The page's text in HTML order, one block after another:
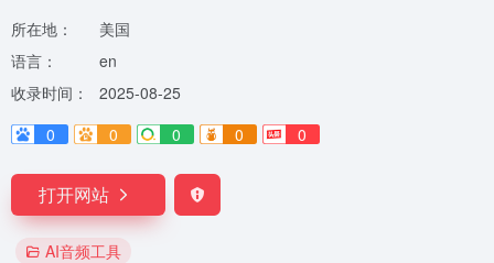
所在地：
美国
语言：
en
收录时间：
2025-08-25
0
0 0 0 0
打开网站
AI音频工具